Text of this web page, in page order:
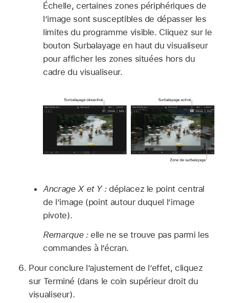
Échelle, certaines zones périphériques de
l’image sont susceptibles de dépasser les
limites du programme visible. Cliquez sur le
bouton Surbalayage en haut du visualiseur
pour afficher les zones situées hors du
cadre du visualiseur.
Ancrage X et Y :déplacez le point central
de l’image (point autour duquel l’image
pivote).
Remarque : elle ne se trouve pas parmi les
commandes à l’écran.
Pour conclure l’ajustement de l’effet, cliquez
sur Terminé (dans le coin supérieur droit du
visualiseur).